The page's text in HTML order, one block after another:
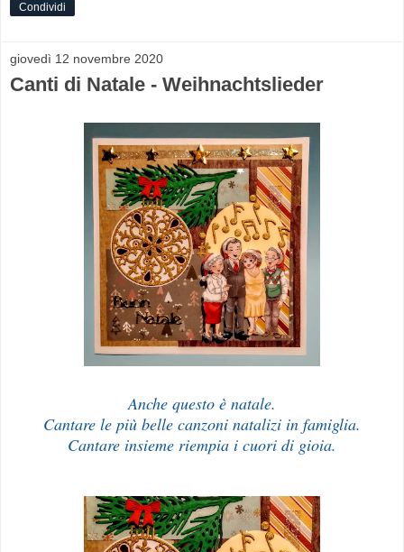
Condividi
giovedì 12 novembre 2020
Canti di Natale - Weihnachtslieder
Anche questo è natale.
Cantare le più belle canzoni natalizi in famiglia.
Cantare insieme riempia i cuori di gioia.